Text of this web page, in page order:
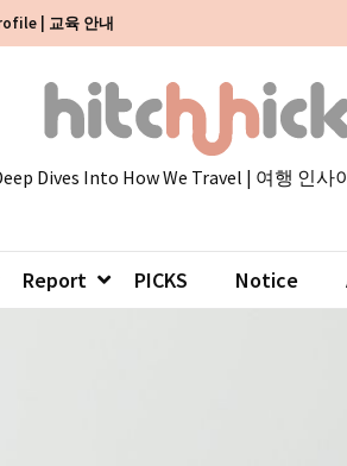
| 교육 안내
Dives Into How We Travel | 여행 인사
Report PICKS Notice